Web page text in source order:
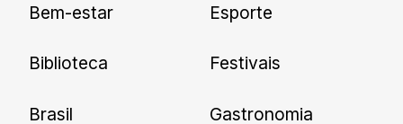
nossas novidades.
Bem-estar
Biblioteca
Brasil
Esporte
Festivais
Gastronomia